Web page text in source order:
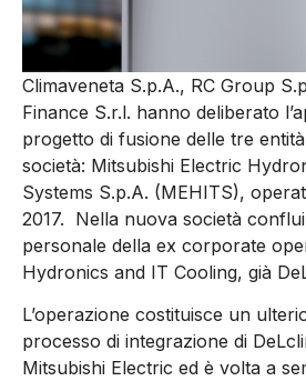
Climaveneta S.p.A., RC Group
Finance S.r.l. hanno deliberato
progetto di fusione delle tre
società: Mitsubishi Electric
Systems S.p.A. (MEHITS),
2017. Nella nuova società
personale della ex corporate
Hydronics and IT Cooling, già
L’operazione costituisce un
processo di integrazione di
Mitsubishi Electric ed è volta a